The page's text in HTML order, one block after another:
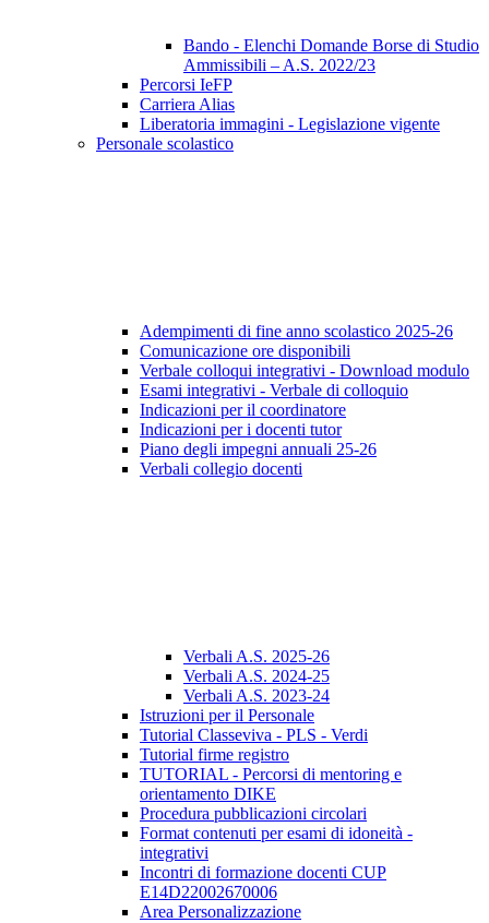
Bando - Elenchi Domande Borse di Studio
Ammissibili – A.S. 2022/23
Percorsi IeFP
Carriera Alias
Liberatoria immagini - Legislazione vigente
Personale scolastico
Adempimenti di fine anno scolastico 2025-26
Comunicazione ore disponibili
Verbale colloqui integrativi - Download modulo
Esami integrativi - Verbale di colloquio
Indicazioni per il coordinatore
Indicazioni per i docenti tutor
Piano degli impegni annuali 25-26
Verbali collegio docenti
Verbali A.S. 2025-26
Verbali A.S. 2024-25
Verbali A.S. 2023-24
Istruzioni per il Personale
Tutorial Classeviva - PLS - Verdi
Tutorial firme registro
TUTORIAL - Percorsi di mentoring e
orientamento DIKE
Procedura pubblicazioni circolari
Format contenuti per esami di idoneità -
integrativi
Incontri di formazione docenti CUP
E14D22002670006
Area Personalizzazione